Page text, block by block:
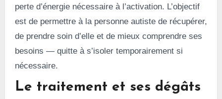
perte d’énergie nécessaire à l’activation. L’objectif
est de permettre à la personne autiste de récupérer,
de prendre soin d’elle et de mieux comprendre ses
besoins — quitte à s’isoler temporairement si
nécessaire.
Le traitement et ses dégâts